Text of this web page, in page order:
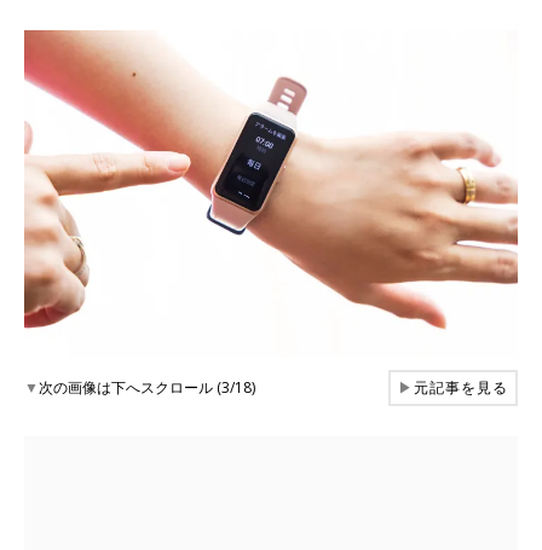
▼次の画像は下へスクロール (3/18) ▶元記事を見る